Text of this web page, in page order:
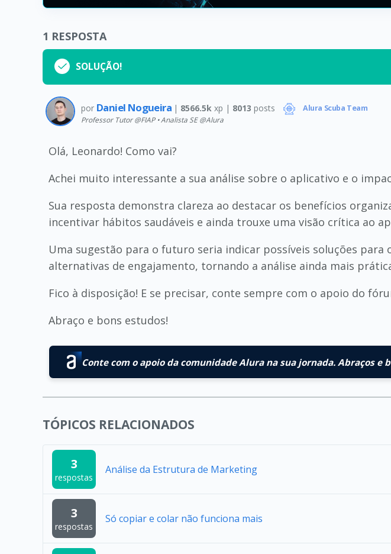
1 RESPOSTA
SOLUÇÃO!
por Daniel Nogueira | 8566.5k xp | 8013 posts Alura Scuba Team
Professor Tutor @FIAP • Analista SE @Alura
Olá, Leonardo! Como vai?
Achei muito interessante a sua análise sobre o aplicativo e o
Sua resposta demonstra clareza ao destacar os benefícios
incentivar hábitos saudáveis e ainda trouxe uma visão crítica ao
Uma sugestão para o futuro seria indicar possíveis soluções
alternativas de engajamento, tornando a análise ainda mais
Fico à disposição! E se precisar, conte sempre com o apoio do
Abraço e bons estudos!
Conte com o apoio da comunidade Alura na sua jornada. Abraços e
TÓPICOS RELACIONADOS
3
respostas
Análise da Estrutura de Marketing
3
respostas
Só copiar e colar não funciona mais